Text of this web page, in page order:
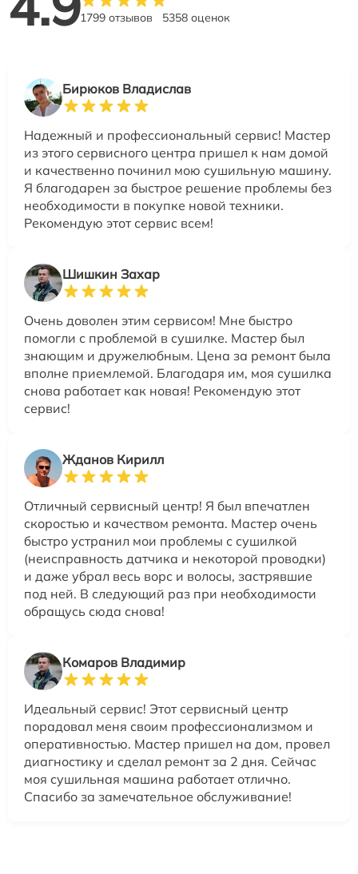
1799 отзывов 5358 оценок
Бирюков Владислав
Надежный и профессиональный сервис! Мастер
из этого сервисного центра пришел к нам домой
и качественно починил мою сушильную машину.
Я благодарен за быстрое решение проблемы без
необходимости в покупке новой техники.
Рекомендую этот сервис всем!
Шишкин Захар
Очень доволен этим сервисом! Мне быстро
помогли с проблемой в сушилке. Мастер был
знающим и дружелюбным. Цена за ремонт была
вполне приемлемой. Благодаря им, моя сушилка
снова работает как новая! Рекомендую этот
сервис!
Жданов Кирилл
Отличный сервисный центр! Я был впечатлен
скоростью и качеством ремонта. Мастер очень
быстро устранил мои проблемы с сушилкой
(неисправность датчика и некоторой проводки)
и даже убрал весь ворс и волосы, застрявшие
под ней. В следующий раз при необходимости
обращусь сюда снова!
Комаров Владимир
Идеальный сервис! Этот сервисный центр
порадовал меня своим профессионализмом и
оперативностью. Мастер пришел на дом, провел
диагностику и сделал ремонт за 2 дня. Сейчас
моя сушильная машина работает отлично.
Спасибо за замечательное обслуживание!